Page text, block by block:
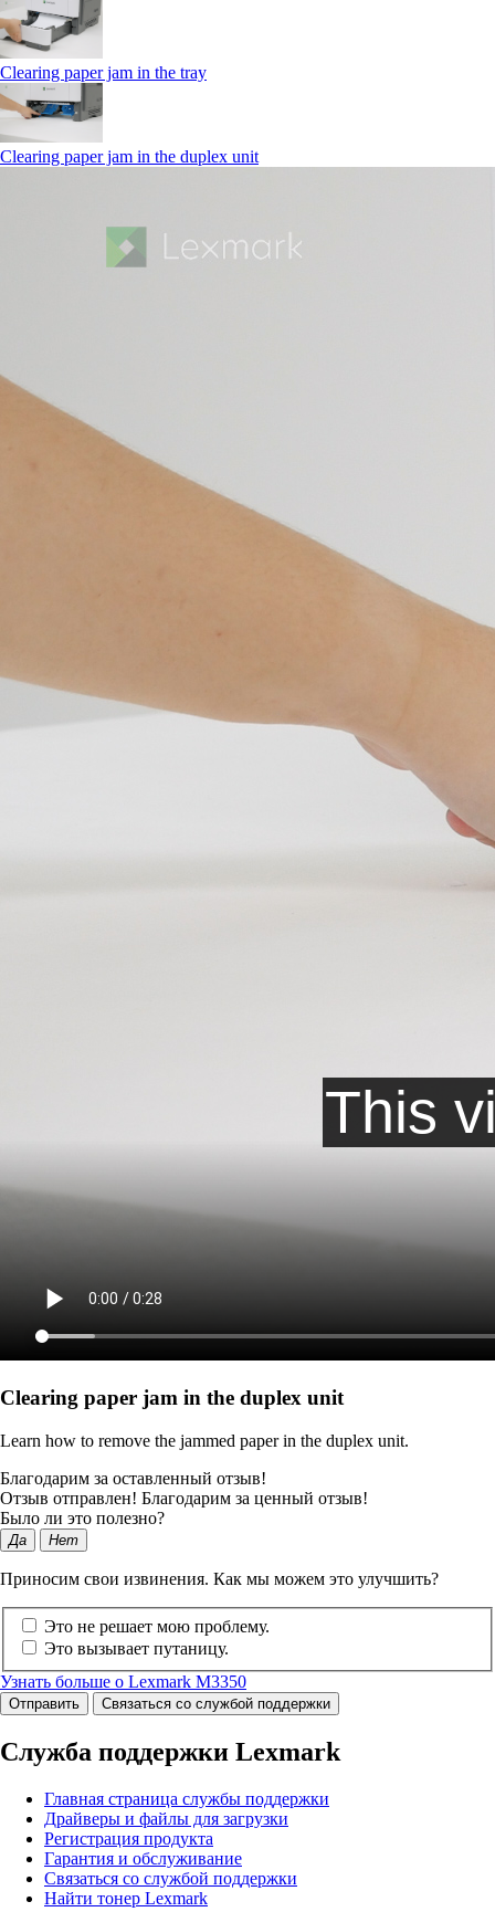
Clearing paper jam in the tray
Clearing paper jam in the duplex unit
Clearing paper jam in the duplex unit
Learn how to remove the jammed paper in the duplex unit.
Благодарим за оставленный отзыв!
Отзыв отправлен! Благодарим за ценный отзыв!
Было ли это полезно?
Да Нет
Приносим свои извинения. Как мы можем это улучшить?
Это не решает мою проблему.
Это вызывает путаницу.
Узнать больше о Lexmark M3350
Отправить Связаться со службой поддержки
Служба поддержки Lexmark
Главная страница службы поддержки
Драйверы и файлы для загрузки
Регистрация продукта
Гарантия и обслуживание
Связаться со службой поддержки
Найти тонер Lexmark